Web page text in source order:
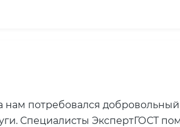
нам потребовался
Специалисты ЭкспертГОСТ